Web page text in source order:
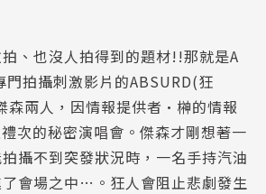
、也沒人拍得到的題材!!那就是A
拍攝刺激影片的ABSURD(狂
森兩人，因情報提供者•榊的情報
次的秘密演唱會。傑森才剛想著一
攝不到突發狀況時，一名手持汽油
會場之中…。狂人會阻止悲劇發生